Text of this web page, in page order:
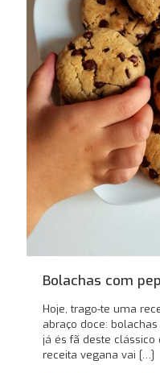
Bolachas com
Hoje, trago-te uma
abraço doce:
já és fã deste
receita vegana vai […]